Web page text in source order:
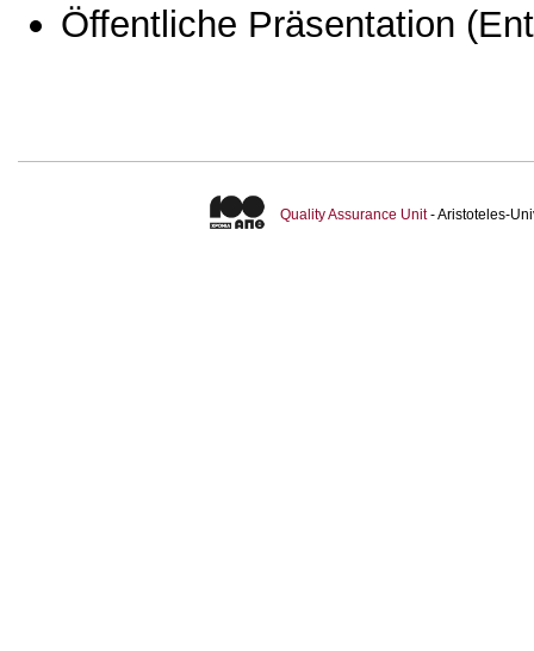
Öffentliche Präsentation
Quality Assurance Unit- Aristoteles-